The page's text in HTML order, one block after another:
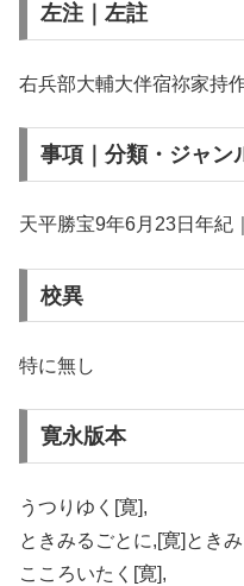
左注｜左註
右兵部大輔大伴宿祢家持
事項｜分類・ジャン
天平勝宝9年6月23日年紀
校異
特に無し
寛永版本
うつりゆく[寛],
ときみるごとに,[寛]とき
こころいたく[寛],